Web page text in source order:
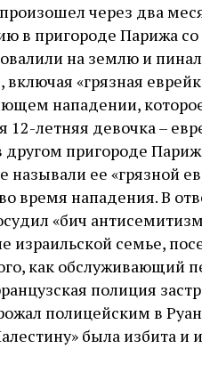
через два
в пригороде Парижа
на землю и
«грязная
нападении,
летняя девочка –
пригороде
ее «грязной
время нападения. В
«бич
семье,
как обслуживающий
полиция
полицейским в
была избита и